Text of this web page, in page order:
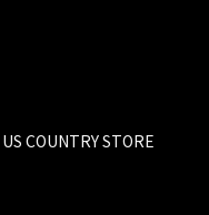
COUNTRY STORE